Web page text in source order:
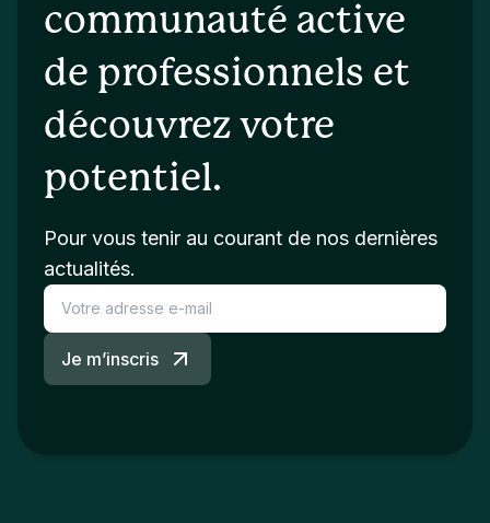
communauté active
de professionnels et
découvrez votre
potentiel.
Pour vous tenir au courant de nos dernières
actualités.
Je m’inscris